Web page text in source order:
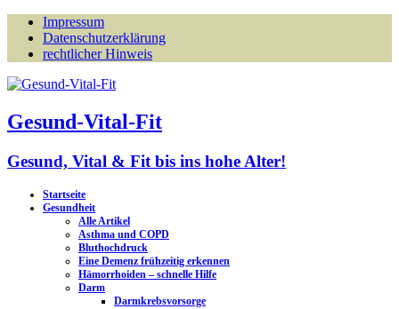
Impressum
Datenschutzerklärung
rechtlicher Hinweis
Gesund-Vital-Fit
Gesund, Vital & Fit bis ins hohe Alter!
Startseite
Gesundheit
Alle Artikel
Asthma und COPD
Bluthochdruck
Eine Demenz frühzeitig erkennen
Hämorrhoiden – schnelle Hilfe
Darm
Darmkrebsvorsorge